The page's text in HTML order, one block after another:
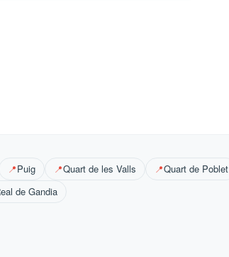
📍Puig 📍Quart de les Valls 📍Quart de Poblet
de Gandia